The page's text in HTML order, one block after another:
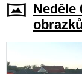
Neděle
obrazků